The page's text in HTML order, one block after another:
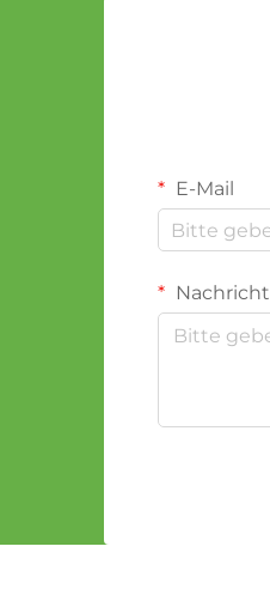
E-Mail
Nachricht